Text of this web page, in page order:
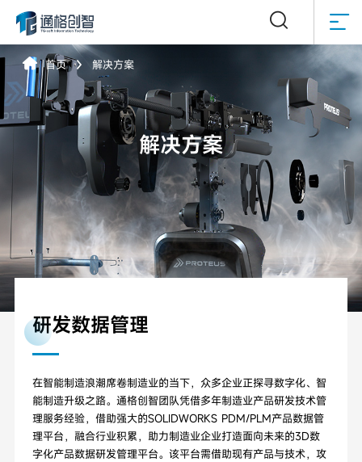


 首页  解决方案
解决方案
研发数据管理
在智能制造浪潮席卷制造业的当下，众多企业正探寻数字化、智
能制造升级之路。通格创智团队凭借多年制造业产品研发技术管
理服务经验，借助强大的SOLIDWORKS PDM/PLM产品数据管
理平台，融合行业积累，助力制造业企业打造面向未来的3D数
字化产品数据研发管理平台。该平台需借助现有产品与技术，攻